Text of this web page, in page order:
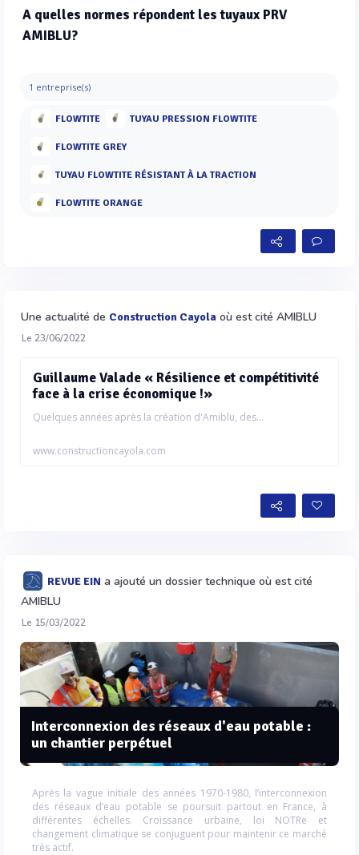
A quelles normes répondent les tuyaux PRV
AMIBLU?
1 entreprise(s)
FLOWTITE TUYAU PRESSION FLOWTITE
FLOWTITE GREY
TUYAU FLOWTITE RÉSISTANT À LA TRACTION
FLOWTITE ORANGE
Une actualité de Construction Cayola où est cité AMIBLU
Le 23/06/2022
Guillaume Valade « Résilience et compétitivité
face à la crise économique !»
Quelques années après la création d'Amiblu, des...
www.constructioncayola.com
REVUE EIN a ajouté un dossier technique où est cité
AMIBLU
Le 15/03/2022
Interconnexion des réseaux d'eau potable :
un chantier perpétuel
Après la vague initiale des années 1970-1980, l’interconnexion
des réseaux d’eau potable se poursuit partout en France, à
différentes échelles. Croissance urbaine, loi NOTRe et
changement climatique se conjuguent pour maintenir ce marché
très actif.